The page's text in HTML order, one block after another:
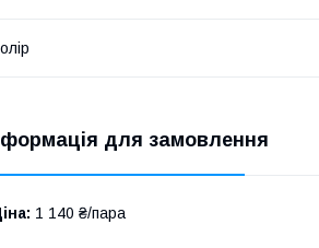
для замовлення
1 140 ₴/пара